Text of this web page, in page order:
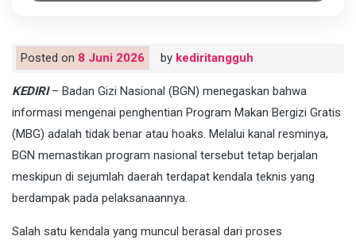
Posted on 8 Juni 2026 by kediritangguh
KEDIRI – Badan Gizi Nasional (BGN) menegaskan bahwa
informasi mengenai penghentian Program Makan Bergizi Gratis
(MBG) adalah tidak benar atau hoaks. Melalui kanal resminya,
BGN memastikan program nasional tersebut tetap berjalan
meskipun di sejumlah daerah terdapat kendala teknis yang
berdampak pada pelaksanaannya.
Salah satu kendala yang muncul berasal dari proses